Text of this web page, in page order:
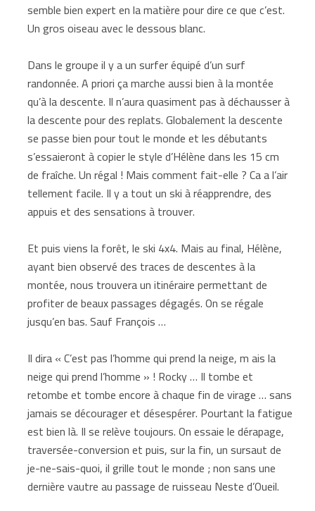
semble bien expert en la matière pour dire ce que c’est.
Un gros oiseau avec le dessous blanc.
Dans le groupe il y a un surfer équipé d’un surf
randonnée. A priori ça marche aussi bien à la montée
qu’à la descente. Il n’aura quasiment pas à déchausser à
la descente pour des replats. Globalement la descente
se passe bien pour tout le monde et les débutants
s’essaieront à copier le style d’Hélène dans les 15 cm
de fraîche. Un régal ! Mais comment fait-elle ? Ca a l’air
tellement facile. Il y a tout un ski à réapprendre, des
appuis et des sensations à trouver.
Et puis viens la forêt, le ski 4x4. Mais au final, Hélène,
ayant bien observé des traces de descentes à la
montée, nous trouvera un itinéraire permettant de
profiter de beaux passages dégagés. On se régale
jusqu’en bas. Sauf François …
Il dira « C’est pas l’homme qui prend la neige, m ais la
neige qui prend l’homme » ! Rocky … Il tombe et
retombe et tombe encore à chaque fin de virage … sans
jamais se décourager et désespérer. Pourtant la fatigue
est bien là. Il se relève toujours. On essaie le dérapage,
traversée-conversion et puis, sur la fin, un sursaut de
je-ne-sais-quoi, il grille tout le monde ; non sans une
dernière vautre au passage de ruisseau Neste d’Oueil.